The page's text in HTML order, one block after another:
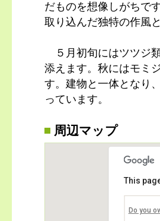
だものを想像しがちで
取り込んだ独特の作風
５月初旬にはツツジ
添えます。秋にはモミ
す。建物と一体となり
っています。
周辺マップ
This
Do you